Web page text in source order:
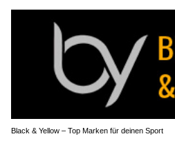
Black & Yellow – Top Marken für deinen Sport